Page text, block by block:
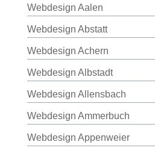
Webdesign Aalen
Webdesign Abstatt
Webdesign Achern
Webdesign Albstadt
Webdesign Allensbach
Webdesign Ammerbuch
Webdesign Appenweier